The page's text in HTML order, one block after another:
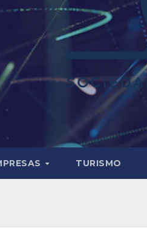
TURISMO